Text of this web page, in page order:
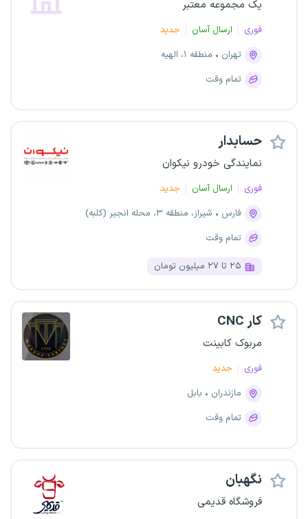
یک مجموعه معتبر
فوری ارسال آسان
جدید
تهران
منطقه ۱، الهیه
تمام وقت
حسابدار
نمایندگی خودرو نیکوان
فوری ارسال آسان
جدید
فارس
شیراز، منطقه ۳، محله انجیر (کلبه)
تمام وقت
۲۵ تا ۲۷ میلیون تومان
CNC کار
مربوک کابینت
فوری
جدید
مازندران
بابل
تمام وقت
نگهبان
فروشگاه قدیمی